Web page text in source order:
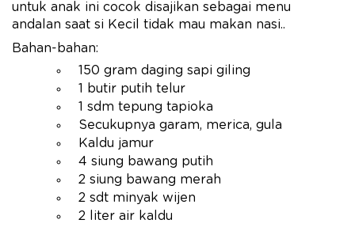
untuk anak ini cocok disajikan sebagai menu
andalan saat si Kecil tidak mau makan nasi..
Bahan-bahan:
150 gram daging sapi giling
1 butir putih telur
1 sdm tepung tapioka
Secukupnya garam, merica, gula
Kaldu jamur
4 siung bawang putih
2 siung bawang merah
2 sdt minyak wijen
2 liter air kaldu